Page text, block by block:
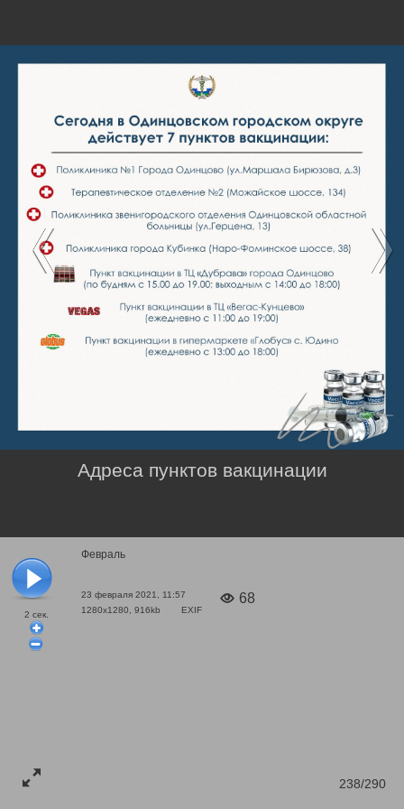
2 сек.
Февраль
23 февраля 2021, 11:57
1280x1280, 916kb
EXIF
68
238/290
Адреса пунктов вакцинации